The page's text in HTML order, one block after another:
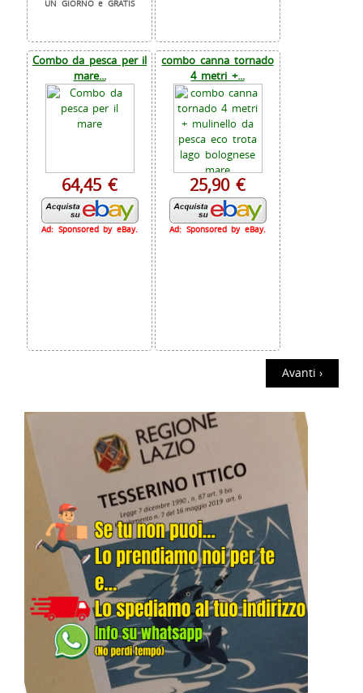
UN GIORNO e GRATIS
Combo da pesca per il
mare...
64,45 €
Ad: Sponsored by eBay.
combo canna tornado
4 metri +...
25,90 €
Ad: Sponsored by eBay.
Avanti ›